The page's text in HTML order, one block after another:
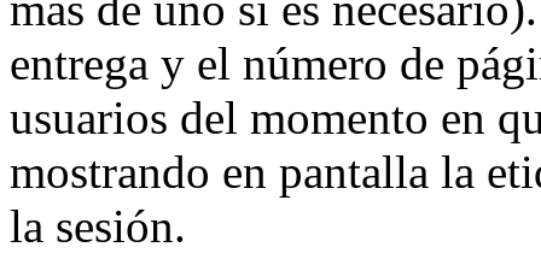
entrega y el número de
usuarios del momento en
mostrando en pantalla la
la sesión.